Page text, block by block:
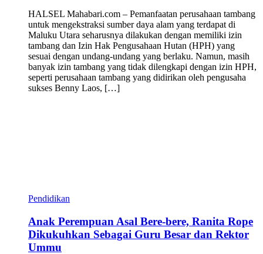
HALSEL Mahabari.com – Pemanfaatan perusahaan tambang
untuk mengekstraksi sumber daya alam yang terdapat di
Maluku Utara seharusnya dilakukan dengan memiliki izin
tambang dan Izin Hak Pengusahaan Hutan (HPH) yang
sesuai dengan undang-undang yang berlaku. Namun, masih
banyak izin tambang yang tidak dilengkapi dengan izin HPH,
seperti perusahaan tambang yang didirikan oleh pengusaha
sukses Benny Laos, […]
Pendidikan
Anak Perempuan Asal Bere-bere, Ranita Rope
Dikukuhkan Sebagai Guru Besar dan Rektor
Ummu